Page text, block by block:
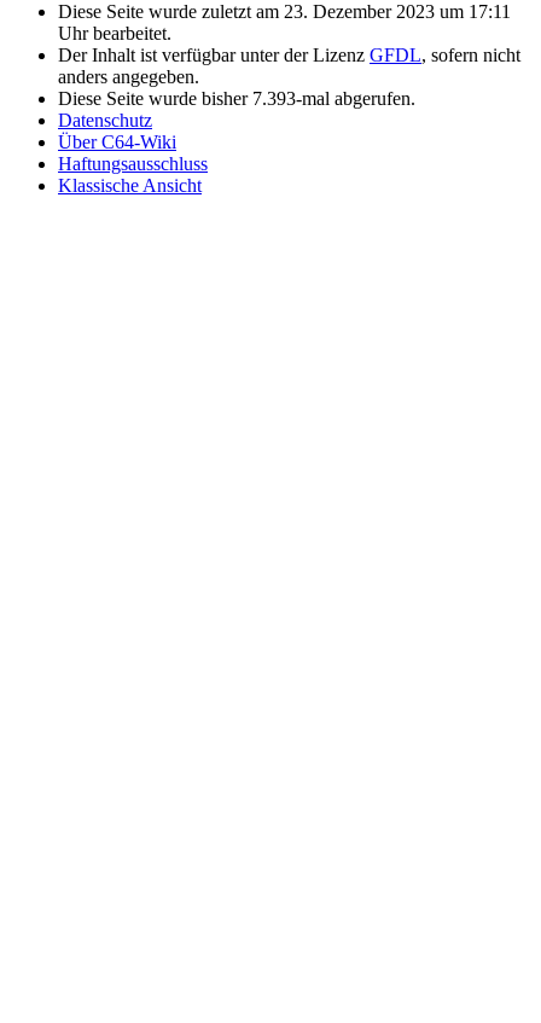
Diese Seite wurde zuletzt am 23. Dezember 2023 um 17:11
Uhr bearbeitet.
Der Inhalt ist verfügbar unter der Lizenz GFDL, sofern nicht
anders angegeben.
Diese Seite wurde bisher 7.393-mal abgerufen.
Datenschutz
Über C64-Wiki
Haftungsausschluss
Klassische Ansicht